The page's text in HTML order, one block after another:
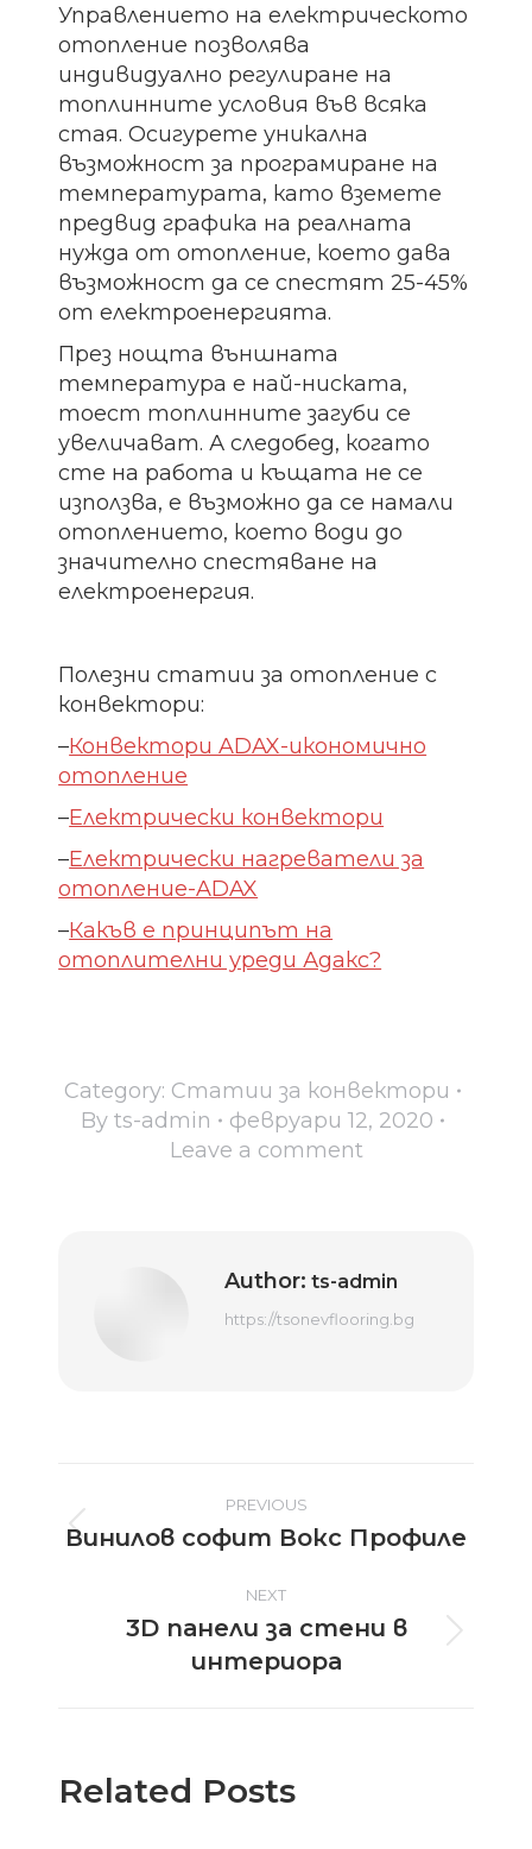
Управлението на електрическото
отопление позволява
индивидуално регулиране на
топлинните условия във всяка
стая. Осигурете уникална
възможност за програмиране на
температурата, като вземете
предвид графика на реалната
нужда от отопление, което дава
възможност да се спестят 25-45%
от електроенергията.
През нощта външната
температура е най-ниската,
тоест топлинните загуби се
увеличават. А следобед, когато
сте на работа и къщата не се
използва, е възможно да се намали
отоплението, което води до
значително спестяване на
електроенергия.
Полезни статии за отопление с
конвектори:
–Конвектори ADAX-икономично
отопление
–Електрически конвектори
–Електрически нагреватели за
отопление-ADAX
–Какъв е принципът на
отоплителни уреди Адакс?
Category: Статии за конвектори
By ts-admin
февруари 12, 2020
Leave a comment
Author: ts-admin
https://tsonevflooring.bg
navigation
PREVIOUS
Previous
Винилов софит Вокс Профиле
NEXT
Next
post:
3D панели за стени в
интериора
Related Posts